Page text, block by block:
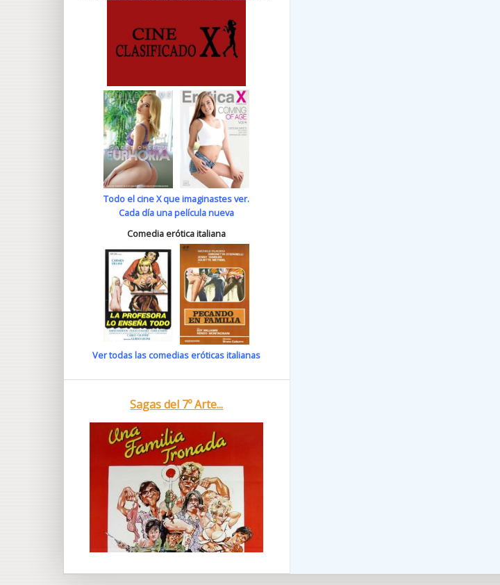
Todo el cine X que imaginastes ver.
Cada día una película nueva
Comedia erótica italiana
Ver todas las comedias eróticas italianas
Sagas del 7º Arte...